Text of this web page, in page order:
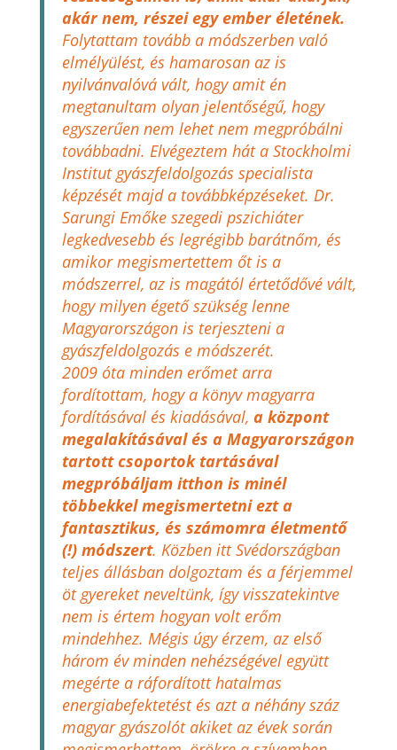
akár nem, részei egy ember életének.
Folytattam tovább a módszerben való
elmélyülést, és hamarosan az is
nyilvánvalóvá vált, hogy amit én
megtanultam olyan jelentőségű, hogy
egyszerűen nem lehet nem megpróbálni
továbbadni. Elvégeztem hát a Stockholmi
Institut gyászfeldolgozás specialista
képzését majd a továbbképzéseket. Dr.
Sarungi Emőke szegedi pszichiáter
legkedvesebb és legrégibb barátnőm, és
amikor megismertettem őt is a
módszerrel, az is magától értetődővé vált,
hogy milyen égető szükség lenne
Magyarországon is terjeszteni a
gyászfeldolgozás e módszerét.
2009 óta minden erőmet arra
fordítottam, hogy a könyv magyarra
fordításával és kiadásával, a központ
megalakításával és a Magyarországon
tartott csoportok tartásával
megpróbáljam itthon is minél
többekkel megismertetni ezt a
fantasztikus, és számomra életmentő
(!) módszert. Közben itt Svédországban
teljes állásban dolgoztam és a férjemmel
öt gyereket neveltünk, így visszatekintve
nem is értem hogyan volt erőm
mindehhez. Mégis úgy érzem, az első
három év minden nehézségével együtt
megérte a ráfordított hatalmas
energiabefektetést és azt a néhány száz
magyar gyászolót akiket az évek során